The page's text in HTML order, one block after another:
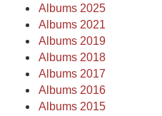
Albums 2025
Albums 2021
Albums 2019
Albums 2018
Albums 2017
Albums 2016
Albums 2015